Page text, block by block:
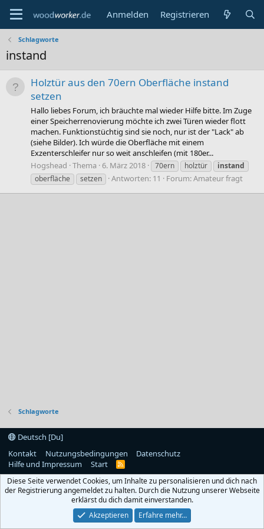
Anmelden Registrieren
Schlagworte
instand
Holztür aus den 70ern Oberfläche instand
setzen
Hallo liebes Forum, ich bräuchte mal wieder Hilfe bitte. Im Zuge
einer Speicherrenovierung möchte ich zwei Türen wieder flott
machen. Funktionstüchtig sind sie noch, nur ist der "Lack" ab
(siehe Bilder). Ich würde die Oberfläche mit einem
Exzenterschleifer nur so weit anschleifen (mit 180er...
Hogshead Thema 6. März 2018 70ern holztür
instand
oberfläche
setzen Antworten: 11 Forum:Amateur fragt
Schlagworte
Deutsch [Du]
Kontakt
Nutzungsbedingungen
Datenschutz
Hilfe und Impressum
Start
R
S
Diese Seite verwendet Cookies, um Inhalte zu personalisieren und dich nach
der Registrierung angemeldet zu halten. Durch die Nutzung unserer Webseite
erklärst du dich damit einverstanden.
Akzeptieren
Erfahre mehr…